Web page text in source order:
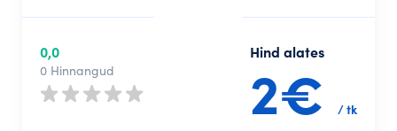
Hind alates
2€ / tk
0,0
0 Hinnangud